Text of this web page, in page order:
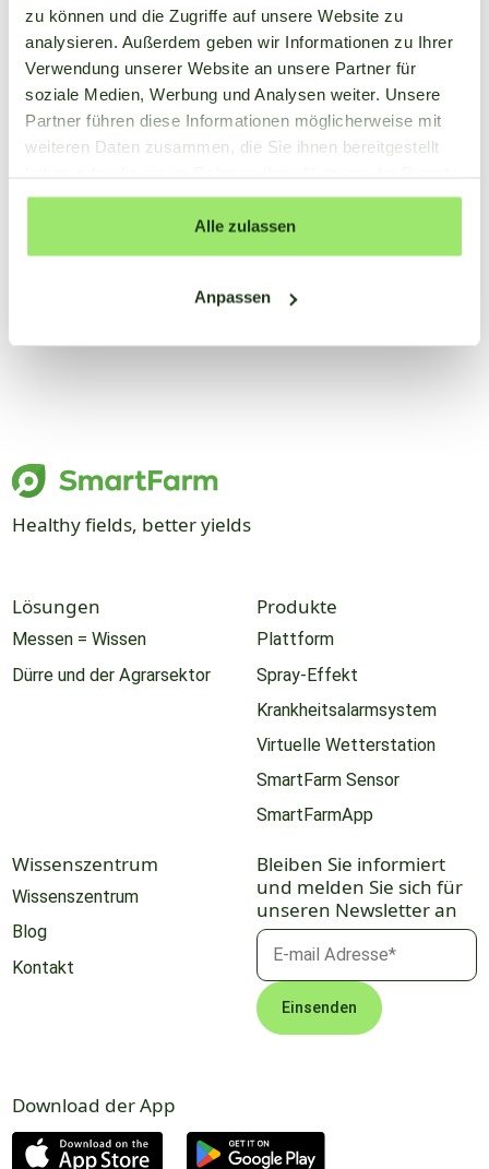
zu können und die Zugriffe auf unsere Website zu
analysieren. Außerdem geben wir Informationen zu Ihrer
Verwendung unserer Website an unsere Partner für
soziale Medien, Werbung und Analysen weiter. Unsere
Partner führen diese Informationen möglicherweise mit
weiteren Daten zusammen, die Sie ihnen bereitgestellt
gesammelt haben.
Alle zulassen
Anpassen
Healthy fields, better yields
Lösungen
Messen = Wissen
Dürre und der Agrarsektor
Produkte
Plattform
Spray-Effekt
Krankheitsalarmsystem
Virtuelle Wetterstation
SmartFarm Sensor
SmartFarmApp
Wissenszentrum
Wissenszentrum
Blog
Kontakt
Bleiben Sie informiert
und melden Sie sich für
unseren Newsletter an
Download der App